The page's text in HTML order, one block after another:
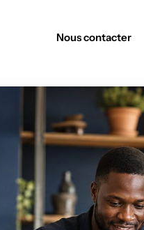
Nous contacter